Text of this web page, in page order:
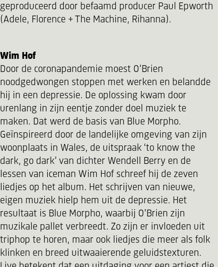
geproduceerd door befaamd producer Paul Epworth
(Adele, Florence + The Machine, Rihanna).
Wim Hof
Door de coronapandemie moest O’Brien
noodgedwongen stoppen met werken en belandde
hij in een depressie. De oplossing kwam door
urenlang in zijn eentje zonder doel muziek te
maken. Dat werd de basis van Blue Morpho.
Geïnspireerd door de landelijke omgeving van zijn
woonplaats in Wales, de uitspraak ‘to know the
dark, go dark’ van dichter Wendell Berry en de
lessen van iceman Wim Hof schreef hij de zeven
liedjes op het album. Het schrijven van nieuwe,
eigen muziek hielp hem uit de depressie. Het
resultaat is Blue Morpho, waarbij O’Brien zijn
muzikale pallet verbreedt. Zo zijn er invloeden uit
triphop te horen, maar ook liedjes die meer als folk
klinken en breed uitwaaierende geluidstexturen.